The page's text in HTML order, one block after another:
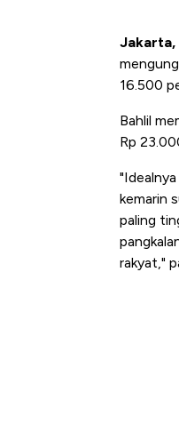
Jakarta,
16.500
Bahlil
Rp
kemarin
paling
rakyat,"